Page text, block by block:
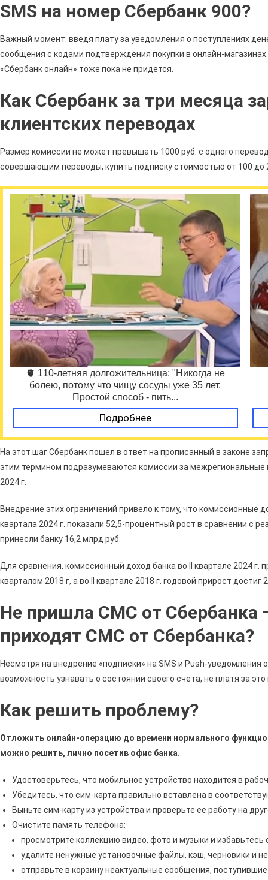
SMS на номер Сбербанк 900?
Важный момент: введя плату за уведомления о поступлениях
сообщения с кодами подтверждения покупки в онлайн-
«Сбербанк онлайн» тоже пока не придется.
Как Сбербанк за три месяца
клиентских переводах
Размер комиссии не может превышать 1000 руб. с одного
совершающим переводы, купить подписку стоимостью от 100 до
🫀 110-летняя долгожительница: "Никогда не
болею, потому что чищу сосуды уже 35 лет.
Простой способ - пить...
Подробнее
На этот шаг Сбербанк пошел в ответ на прописанный в законе
этим термином подразумеваются комиссии за
2024 г.
Внедрение этих ограничений привело к тому, что комиссионные
квартала 2024 г. показали 52,5-процентный рост в сравнении с
принесли банку 16,2 млрд руб.
Для сравнения, комиссионный доход банка во II квартале 2024 г.
кварталом 2018 г, а во II квартале 2018 г. годовой прирост достиг
Не пришла СМС от Сбербанка
приходят СМС от Сбербанка?
Несмотря на внедрение «подписки» на SMS и Push-уведомления
возможность узнавать о состоянии своего счета, не платя за это
Как решить проблему?
Отложить онлайн-операцию до времени нормального
можно решить, лично посетив офис банка.
Удостоверьтесь, что мобильное устройство находится в
Убедитесь, что сим-карта правильно вставлена в
Выньте сим-карту из устройства и проверьте ее работу на
Очистите память телефона:
просмотрите коллекцию видео, фото и музыки и избавьтесь
удалите ненужные установочные файлы, кэш, черновики и
отправьте в корзину неактуальные сообщения,